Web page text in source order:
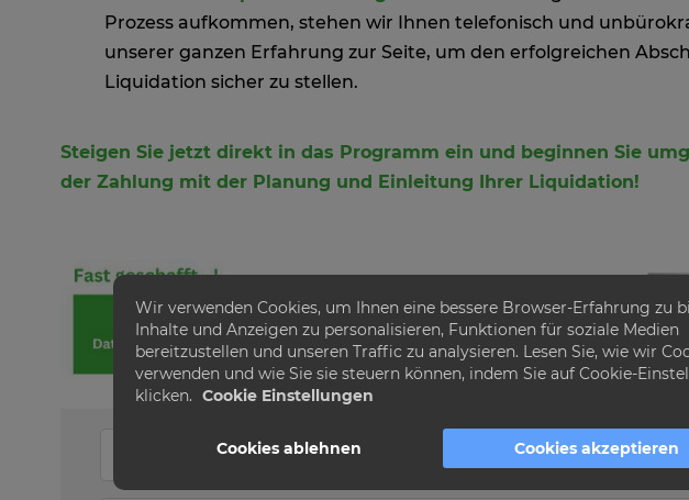
Prozess aufkommen, stehen wir Ihnen telefonisch und
unserer ganzen Erfahrung zur Seite, um den erfolgreichen
Liquidation sicher zu stellen.
Steigen Sie jetzt direkt in das Programm ein und beginnen Sie
der Zahlung mit der Planung und Einleitung Ihrer Liquidation!
Wir verwenden Cookies, um Ihnen eine bessere Browser-Erfahrung zu
Inhalte und Anzeigen zu personalisieren, Funktionen für soziale Medien
bereitzustellen und unseren Traffic zu analysieren. Lesen Sie, wie wir
verwenden und wie Sie sie steuern können, indem Sie auf Cookie-
klicken. Cookie Einstellungen
Cookies ablehnen Cookies akzeptieren